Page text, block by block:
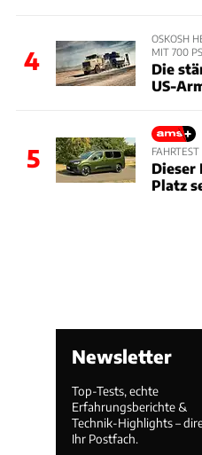
4
OSKOSH
MIT 700 PS
Die
US-
5
FAHRTEST
Dieser
Platz
Newsletter
Top-Tests, echte
Erfahrungsberichte &
Technik-Highlights –
Ihr Postfach.